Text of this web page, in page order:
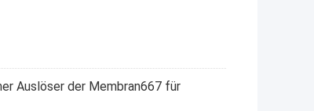
Auslöser der Membran667 für